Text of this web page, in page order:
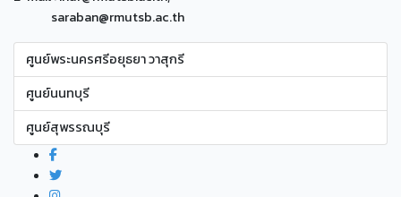
saraban@rmutsb.ac.th
ศูนย์พระนครศรีอยุธยา วาสุกรี
ศูนย์นนทบุรี
ศูนย์สุพรรณบุรี